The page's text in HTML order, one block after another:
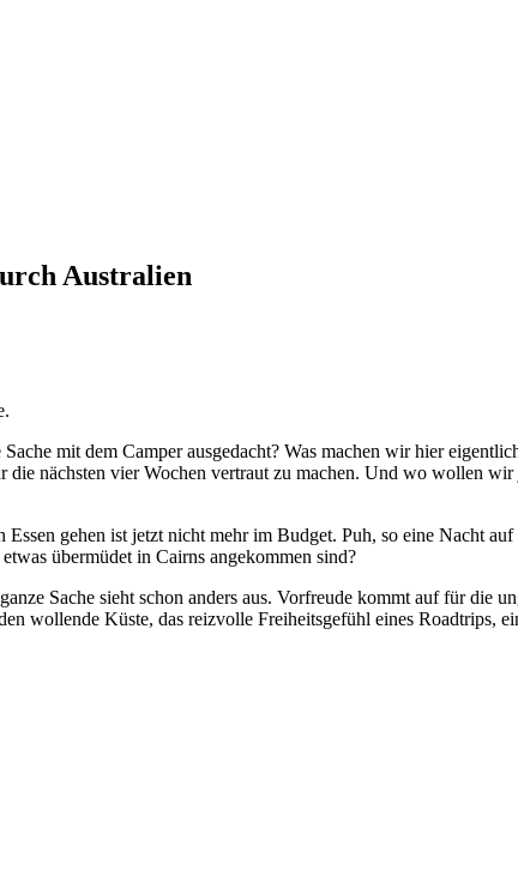
Australien
mit dem Camper ausgedacht? Was machen wir hier
die nächsten vier Wochen vertraut zu machen. Und wo wollen
gehen ist jetzt nicht mehr im Budget. Puh, so eine Nacht
übermüdet in Cairns angekommen sind?
Sache sieht schon anders aus. Vorfreude kommt auf für die
wollende Küste, das reizvolle Freiheitsgefühl eines Roadtrips,